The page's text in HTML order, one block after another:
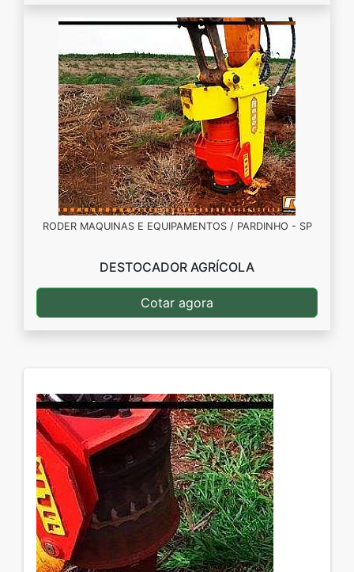
RODER MAQUINAS E EQUIPAMENTOS / PARDINHO - SP
DESTOCADOR AGRÍCOLA
Cotar agora